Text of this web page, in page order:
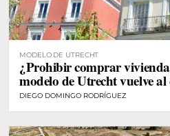
MODELO DE UTRECHT
¿Prohibir comprar
modelo de Utrecht vuelve
DIEGO DOMINGO RODRÍGUEZ